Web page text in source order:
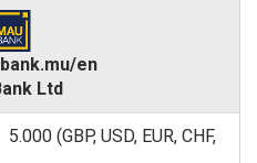
en
Ltd
5.000 (GBP, USD, EUR, CHF,